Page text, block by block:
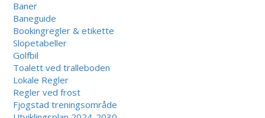
Baner
Baneguide
Bookingregler & etikette
Slopetabeller
Golfbil
Toalett ved tralleboden
Lokale Regler
Regler ved frost
Fjogstad treningsområde